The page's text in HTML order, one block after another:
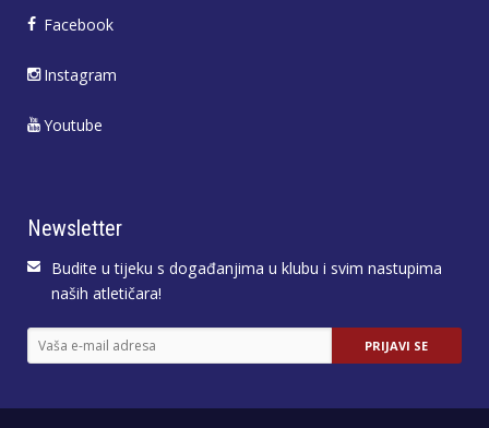
Facebook
Instagram
Youtube
Newsletter
Budite u tijeku s događanjima u klubu i svim nastupima
naših atletičara!